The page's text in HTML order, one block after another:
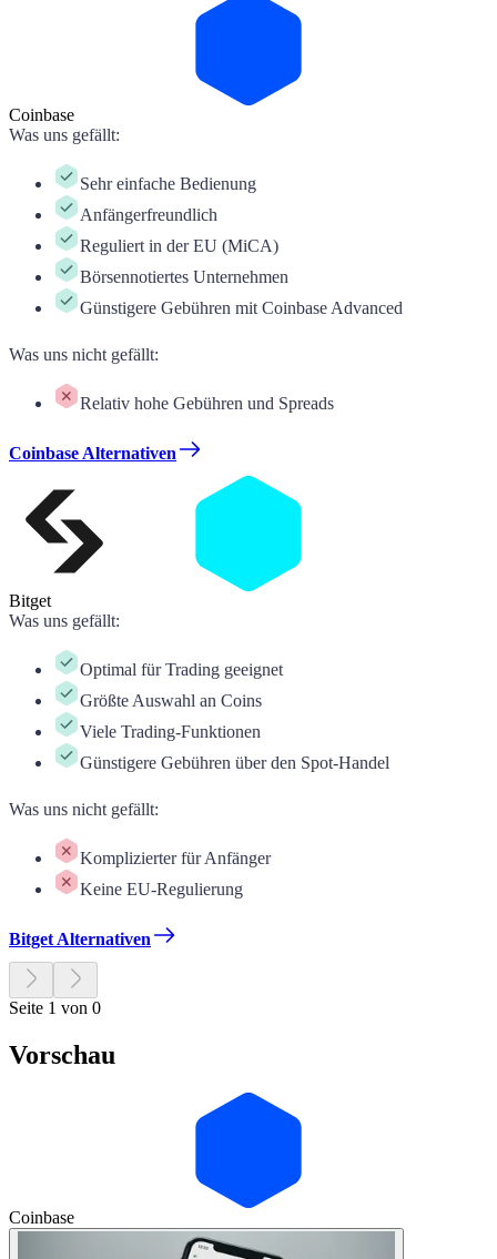
Coinbase
Was uns gefällt:
Sehr einfache Bedienung
Anfängerfreundlich
Reguliert in der EU (MiCA)
Börsennotiertes Unternehmen
Günstigere Gebühren mit Coinbase Advanced
Was uns nicht gefällt:
Relativ hohe Gebühren und Spreads
Coinbase Alternativen
Bitget
Was uns gefällt:
Optimal für Trading geeignet
Größte Auswahl an Coins
Viele Trading-Funktionen
Günstigere Gebühren über den Spot-Handel
Was uns nicht gefällt:
Komplizierter für Anfänger
Keine EU-Regulierung
Bitget Alternativen
Seite 1 von 0
Vorschau
Coinbase